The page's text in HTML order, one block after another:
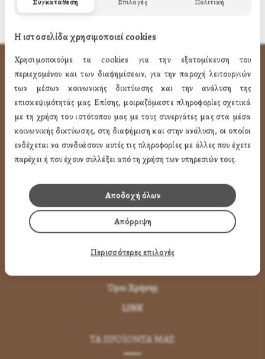
ΧΡΗΣΙΜA LINK
Προφίλ
Ποιότητα
Επικοινωνία
Πως Μπορώ να παραγγείλω
Πως Μπορώ να Πληρώσω
Μεταφορικά & Αντικαταβολή
Όροι Χρήσης
LINK
ΤΑ ΠΡΟΪΟΝΤΑ ΜΑΣ
Η ιστοσελίδα χρησιμοποιεί cookies
Χρησιμοποιούμε τα cookies για την εξατομίκευση του
περιεχομένου και των διαφημίσεων, για την παροχή λειτουργιών
των μέσων κοινωνικής δικτύωσης και την ανάλυση της
επισκεψιμότητάς μας. Επίσης, μοιραζόμαστε πληροφορίες σχετικά
με τη χρήση του ιστότοπου μας με τους συνεργάτες μας στα μέσα
κοινωνικής δικτύωσης, στη διαφήμιση και στην ανάλυση, οι οποίοι
ενδέχεται να συνδυάσουν αυτές τις πληροφορίες με άλλες που έχετε
παρέχει ή που έχουν συλλέξει από τη χρήση των υπηρεσιών τους.
Απόρριψη
Αποδοχή όλων
Περισσότερες επιλογές